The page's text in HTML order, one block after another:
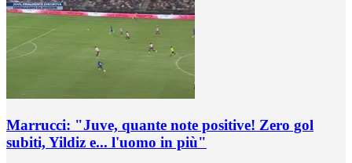
Marrucci: "Juve, quante note positive! Zero gol
subiti, Yildiz e... l'uomo in più"